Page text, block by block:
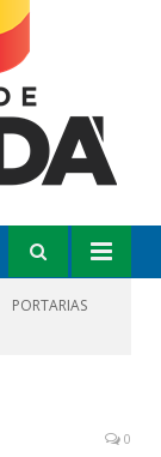
PORTARIAS
0